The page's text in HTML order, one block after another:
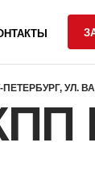
УЛ.